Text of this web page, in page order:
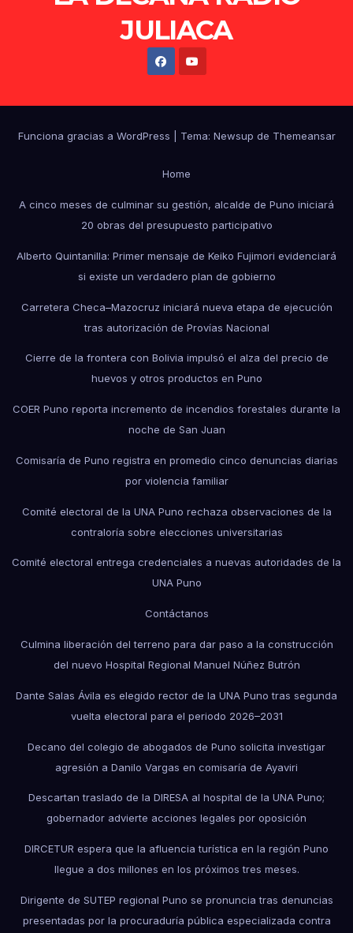
JULIACA
Funciona gracias a WordPress Tema: Newsup de Themeansar
Home
A cinco meses de culminar su gestión, alcalde de Puno iniciará
20 obras del presupuesto participativo
Alberto Quintanilla: Primer mensaje de Keiko Fujimori evidenciará
si existe un verdadero plan de gobierno
Carretera Checa–Mazocruz iniciará nueva etapa de ejecución
tras autorización de Provías Nacional
Cierre de la frontera con Bolivia impulsó el alza del precio de
huevos y otros productos en Puno
COER Puno reporta incremento de incendios forestales durante la
noche de San Juan
Comisaría de Puno registra en promedio cinco denuncias diarias
por violencia familiar
Comité electoral de la UNA Puno rechaza observaciones de la
contraloría sobre elecciones universitarias
Comité electoral entrega credenciales a nuevas autoridades de la
UNA Puno
Contáctanos
Culmina liberación del terreno para dar paso a la construcción
del nuevo Hospital Regional Manuel Núñez Butrón
Dante Salas Ávila es elegido rector de la UNA Puno tras segunda
vuelta electoral para el periodo 2026–2031
Decano del colegio de abogados de Puno solicita investigar
agresión a Danilo Vargas en comisaría de Ayaviri
Descartan traslado de la DIRESA al hospital de la UNA Puno;
gobernador advierte acciones legales por oposición
DIRCETUR espera que la afluencia turística en la región Puno
llegue a dos millones en los próximos tres meses.
Dirigente de SUTEP regional Puno se pronuncia tras denuncias
presentadas por la procuraduría pública especializada contra